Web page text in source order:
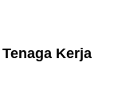
Kerja